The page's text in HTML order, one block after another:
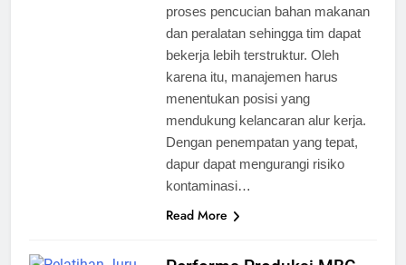
proses pencucian bahan makanan
dan peralatan sehingga tim dapat
bekerja lebih terstruktur. Oleh
karena itu, manajemen harus
menentukan posisi yang
mendukung kelancaran alur kerja.
Dengan penempatan yang tepat,
dapur dapat mengurangi risiko
kontaminasi…
Read More